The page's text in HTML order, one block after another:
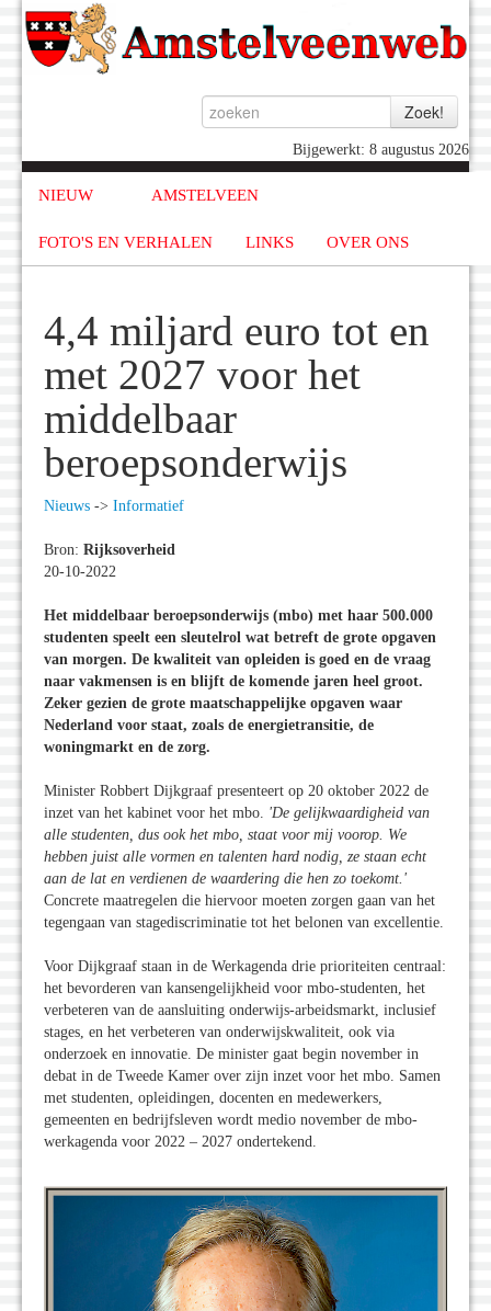
Bijgewerkt: 8 augustus 2026
NIEUW AMSTELVEEN
FOTO'S EN VERHALEN LINKS OVER ONS
4,4 miljard euro tot en
met 2027 voor het
middelbaar
beroepsonderwijs
Nieuws -> Informatief
Bron: Rijksoverheid
20-10-2022
Het middelbaar beroepsonderwijs (mbo) met haar 500.000
studenten speelt een sleutelrol wat betreft de grote opgaven
van morgen. De kwaliteit van opleiden is goed en de vraag
naar vakmensen is en blijft de komende jaren heel groot.
Zeker gezien de grote maatschappelijke opgaven waar
Nederland voor staat, zoals de energietransitie, de
woningmarkt en de zorg.
Minister Robbert Dijkgraaf presenteert op 20 oktober 2022 de
inzet van het kabinet voor het mbo. 'De gelijkwaardigheid van
alle studenten, dus ook het mbo, staat voor mij voorop. We
hebben juist alle vormen en talenten hard nodig, ze staan echt
aan de lat en verdienen de waardering die hen zo toekomt.'
Concrete maatregelen die hiervoor moeten zorgen gaan van het
tegengaan van stagediscriminatie tot het belonen van excellentie.
Voor Dijkgraaf staan in de Werkagenda drie prioriteiten centraal:
het bevorderen van kansengelijkheid voor mbo-studenten, het
verbeteren van de aansluiting onderwijs-arbeidsmarkt, inclusief
stages, en het verbeteren van onderwijskwaliteit, ook via
onderzoek en innovatie. De minister gaat begin november in
debat in de Tweede Kamer over zijn inzet voor het mbo. Samen
met studenten, opleidingen, docenten en medewerkers,
gemeenten en bedrijfsleven wordt medio november de mbo-
werkagenda voor 2022 – 2027 ondertekend.